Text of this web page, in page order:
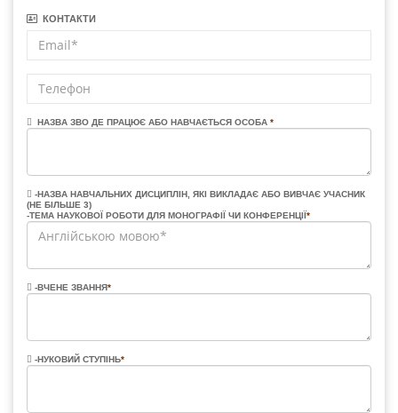
КОНТАКТИ
НАЗВА ЗВО ДЕ ПРАЦЮЄ АБО НАВЧАЄТЬСЯ ОСОБА *
-НАЗВА НАВЧАЛЬНИХ ДИСЦИПЛІН, ЯКІ ВИКЛАДАЄ АБО ВИВЧАЄ УЧАСНИК
(НЕ БІЛЬШЕ 3)
-ТЕМА НАУКОВОЇ РОБОТИ ДЛЯ МОНОГРАФІЇ ЧИ КОНФЕРЕНЦІЇ*
-ВЧЕНЕ ЗВАННЯ*
-НУКОВИЙ СТУПІНЬ*